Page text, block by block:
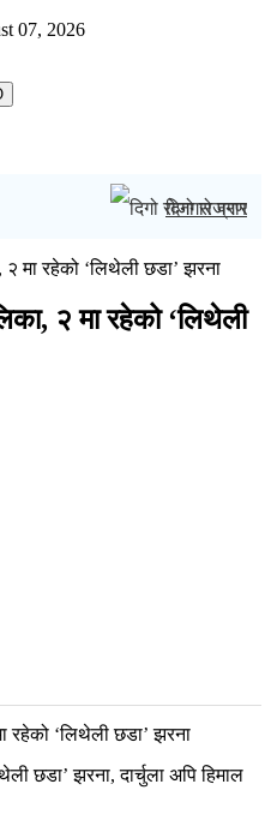
07, 2026
दिगो रोजगार
२ मा रहेको ‘लिथेली छडा’ झरना
२ मा रहेको ‘लिथेली
छडा’ झरना, दार्चुला अपि हिमाल